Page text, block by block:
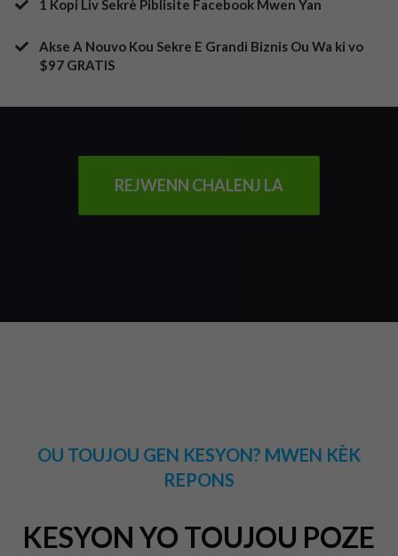
​1 Kopi Liv Sekrè Piblisite Facebook Mwen Yan
​Akse A Nouvo Kou Sekre E Grandi Biznis Ou Wa ki vo
$97 GRATIS
REJWENN CHALENJ LA
OU TOUJOU GEN KESYON? MWEN KÈK
REPONS
KESYON YO TOUJOU POZE